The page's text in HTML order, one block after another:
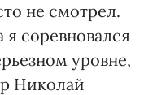
не смотрел.
я соревновался
уровне,
Николай